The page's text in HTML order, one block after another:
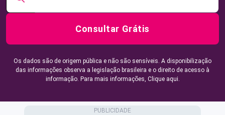
Consultar Grátis
Os dados são de origem pública e não são sensíveis. A disponibilização
das informações observa a legislação brasileira e o direito de acesso à
informação. Para mais informações, Clique aqui.